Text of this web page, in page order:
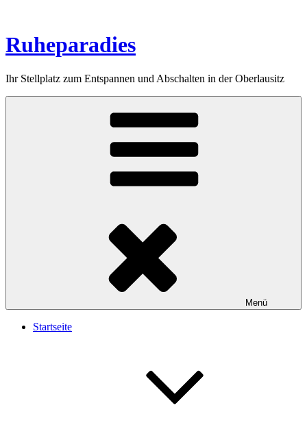
springen
Ruheparadies
Ihr Stellplatz zum Entspannen und Abschalten in der Oberlausitz
Menü
Startseite